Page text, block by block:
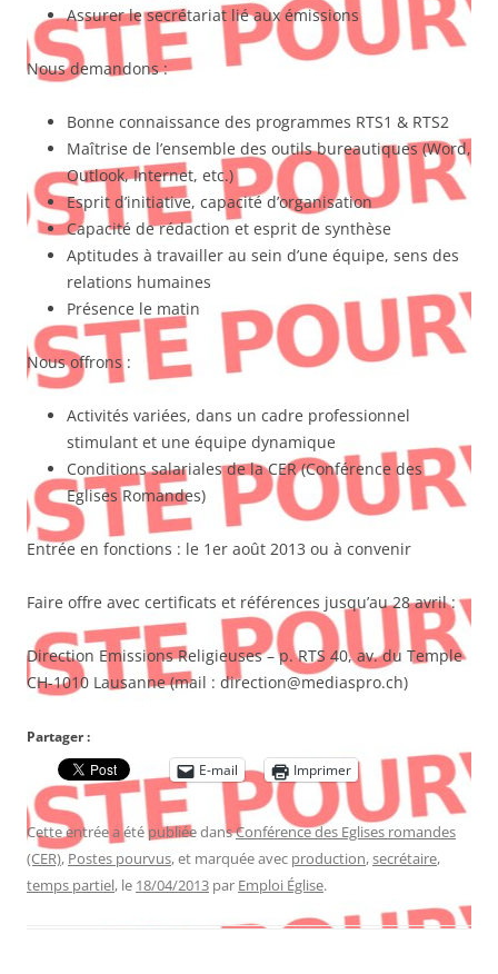
Assurer le secrétariat lié aux émissions
Nous demandons :
Bonne connaissance des programmes RTS1 & RTS2
Maîtrise de l’ensemble des outils bureautiques (Word,
Outlook, Internet, etc.)
Esprit d’initiative, capacité d’organisation
Capacité de rédaction et esprit de synthèse
Aptitudes à travailler au sein d’une équipe, sens des
relations humaines
Présence le matin
Nous offrons :
Activités variées, dans un cadre professionnel
stimulant et une équipe dynamique
Conditions salariales de la CER (Conférence des
Eglises Romandes)
Entrée en fonctions : le 1er août 2013 ou à convenir
Faire offre avec certificats et références jusqu’au 28 avril :
Direction Emissions Religieuses – p. RTS 40, av. du Temple
CH-1010 Lausanne (mail : direction@mediaspro.ch)
Partager :
E-mail
Imprimer
Cette entrée a été publiée dansConférence des Eglises romandes
(CER), Postes pourvus, et marquée avec production,secrétaire,
temps partiel, le 18/04/2013 par Emploi Église.